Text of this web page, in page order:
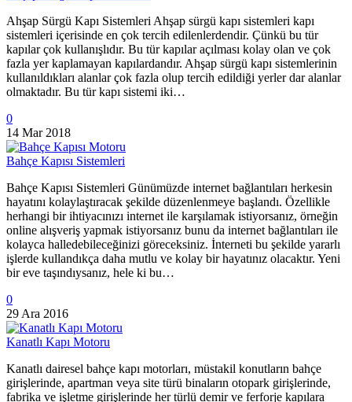
Ahşap Sürgü Kapı Sistemleri Ahşap sürgü kapı sistemleri kapı
sistemleri içerisinde en çok tercih edilenlerdendir. Çünkü bu tür
kapılar çok kullanışlıdır. Bu tür kapılar açılması kolay olan ve çok
fazla yer kaplamayan kapılardandır. Ahşap sürgü kapı sistemlerinin
kullanıldıkları alanlar çok fazla olup tercih edildiği yerler dar alanlar
olmaktadır. Bu tür kapı sistemi iki…
0
14 Mar 2018
Bahçe Kapısı Sistemleri
Bahçe Kapısı Sistemleri Günümüzde internet bağlantıları herkesin
hayatını kolaylaştıracak şekilde düzenlenmeye başlandı. Özellikle
herhangi bir ihtiyacınızı internet ile karşılamak istiyorsanız, örneğin
online alışveriş yapmak istiyorsanız bunu da internet bağlantıları ile
kolayca halledebileceğinizi göreceksiniz. İnterneti bu şekilde yararlı
işlerde kullandıkça daha mutlu ve kolay bir hayatınız olacaktır. Yeni
bir eve taşındıysanız, hele ki bu…
0
29 Ara 2016
Kanatlı Kapı Motoru
Kanatlı dairesel bahçe kapı motorları, müstakil konutların bahçe
girişlerinde, apartman veya site türü binaların otopark girişlerinde,
fabrika ve işletme girişlerinde her türlü demir ve ferforje kapılara